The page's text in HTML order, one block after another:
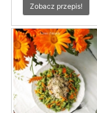
Zobacz przepis!